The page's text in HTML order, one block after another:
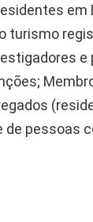
em
turismo
e
de pessoas